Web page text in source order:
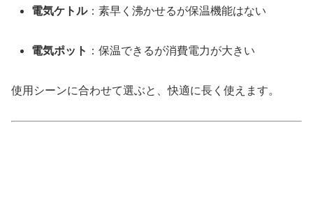
電気ケトル：素早く沸かせるが保温機能はない
電気ポット ：保温できるが消費電力が大きい
使用シーンに合わせて選ぶと、快適に長く使えます。